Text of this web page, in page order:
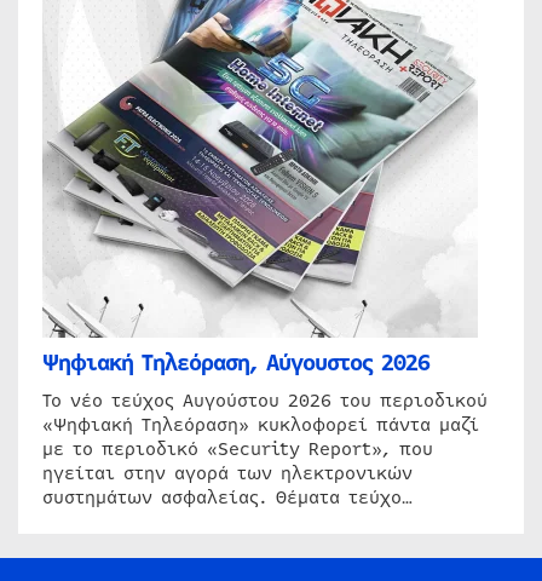
Ψηφιακή Τηλεόραση, Αύγουστος 2026
Το νέο τεύχος Αυγούστου 2026 του περιοδικού
«Ψηφιακή Τηλεόραση» κυκλοφορεί πάντα μαζί
με το περιοδικό «Security Report», που
ηγείται στην αγορά των ηλεκτρονικών
συστημάτων ασφαλείας. Θέματα τεύχο…